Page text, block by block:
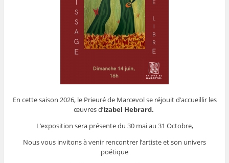
En cette saison 2026, le Prieuré de Marcevol se réjouit d’accueillir les
œuvres d’Izabel Hebrard.
L’exposition sera présente du 30 mai au 31 Octobre,
Nous vous invitons à venir rencontrer l’artiste et son univers
poétique